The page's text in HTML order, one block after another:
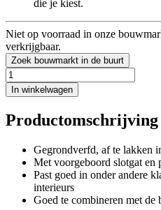
die je kiest.
Niet op voorraad in onze
verkrijgbaar.
Zoek bouwmarkt in de buurt
In winkelwagen
Productomschrijving
Gegrondverfd, af te lakken
Met voorgeboord slotgat en
Past goed in onder andere
interieurs
Goed te combineren met